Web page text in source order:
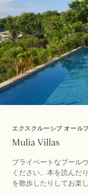
エクスクルーシブ オール
Mulia Villas
プライベートなプール
ください。本を読んだ
を散歩したりしてお楽